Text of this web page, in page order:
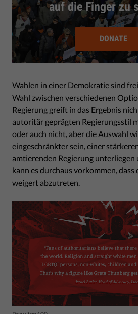
auf die Finger zu
DONATE
Wahlen in einer Demokratie sind
Wahl zwischen verschiedenen
Regierung greift in das Ergebnis
autoritär geprägten Regierungsstil
oder auch nicht, aber die Auswahl
eingeschränkter sein, einer
amtierenden Regierung unterliegen
kann es durchaus vorkommen, dass
weigert abzutreten.